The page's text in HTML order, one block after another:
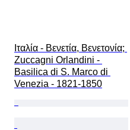
Ιταλία - Βενετία, Βενετονία;
Zuccagni Orlandini -
Basilica di S. Marco di
Venezia - 1821-1850